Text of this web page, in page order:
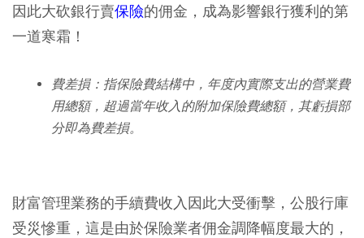
因此大砍銀行賣保險的佣金，成為影響銀行獲利的第
一道寒霜！
費差損：指保險費結構中，年度內實際支出的營業費
用總額，超過當年收入的附加保險費總額，其虧損部
分即為費差損。
財富管理業務的手續費收入因此大受衝擊，公股行庫
受災慘重，這是由於保險業者佣金調降幅度最大的，